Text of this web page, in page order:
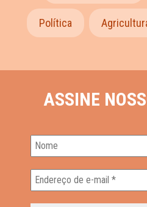
Política
ASSINE